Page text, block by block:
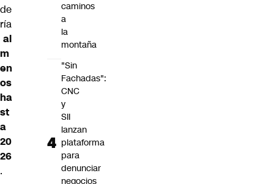
de
ría
al
m
en
os
ha
st
a
20
26
.
caminos
a
la
montaña
"Sin
Fachadas":
CNC
y
SII
lanzan
plataforma
para
denunciar
negocios